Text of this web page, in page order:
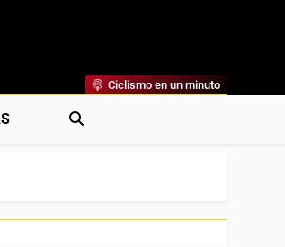
La Web Ciclista De Referencia.
Ciclismo en un minuto